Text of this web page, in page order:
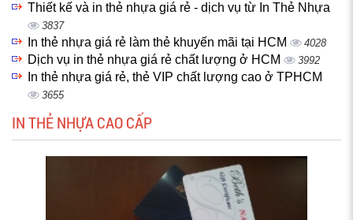
Thiết kế và in thẻ nhựa giá rẻ - dịch vụ từ In Thẻ Nhựa
3837
In thẻ nhựa giá rẻ làm thẻ khuyến mãi tại HCM 4028
Dịch vụ in thẻ nhựa giá rẻ chất lượng ở HCM 3992
In thẻ nhựa giá rẻ, thẻ VIP chất lượng cao ở TPHCM
3655
IN THẺ NHỰA CAO CẤP